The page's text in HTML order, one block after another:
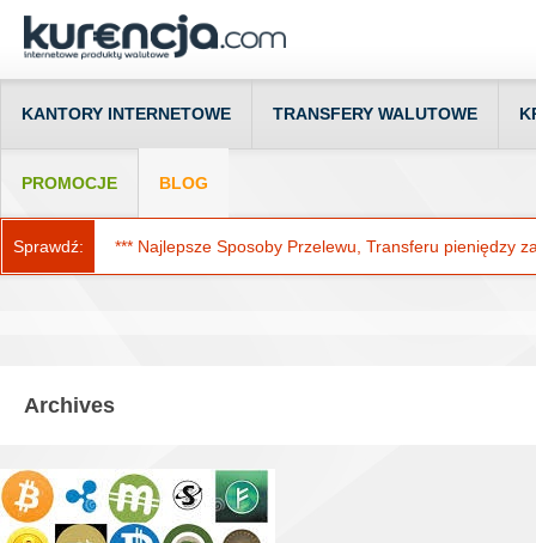
KANTORY INTERNETOWE TRANSFERY WALUTOWE
PROMOCJE BLOG
Sprawdź: *** Najlepsze Sposoby Przelewu, Transferu pieniędzy
Archives